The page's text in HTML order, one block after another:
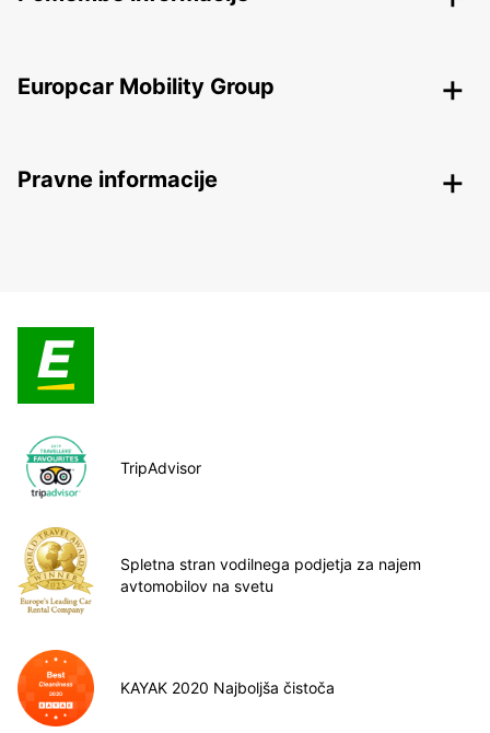
Europcar Mobility Group
Pravne informacije
TripAdvisor
Spletna stran vodilnega podjetja za najem
avtomobilov na svetu
KAYAK 2020 Najboljša čistoča